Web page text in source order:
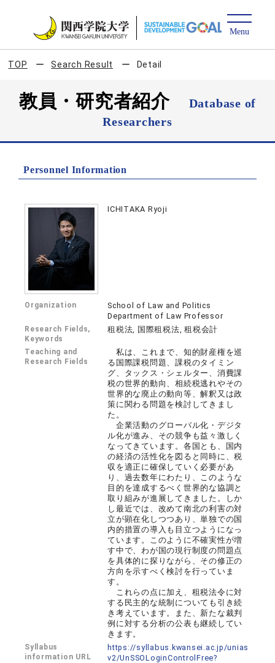
TOP Search Result Detail
教員・研究者紹介
Database of
Researchers
Personnel Information
ICHITAKA Ryoji
Organization
School of Law and Politics
Department of Law Professor
Research Fields,
Keywords
租税法, 国際租税法, 租税会計
Teaching and
Research Fields
私は、これまで、知的財産権を巡
る国際課税問題、課税のタイミン
グ、タックス・シェルター、消費課
税の世界的動向、相続税逃れやその
世界的な廃止の動向等、解釈又は政
策に関わる問題を検討してきまし
た。
企業活動のグローバル化・デジタ
ル化が進み、その競争も益々激しく
なってきています。各国とも、国内
の経済の活性化を図ると同時に、税
収を適正に確保していく必要があ
り、過去数年にわたり、このような
目的を達成するべく世界的な協調と
取り組みが進展してきました。しか
し最近では、改めて南北の利害の対
立が顕在化しつつあり、単独での国
内的措置の導入も目立つようになっ
ています。このように不確実性が増
す中で、わが国の現行制度の問題点
を具体的に探りながら、その修正の
方向を示すべく検討を行っていま
す。
これらの点に加え、租税法令に対
する民主的な統制についても引き続
き考えています。また、新たな裁判
例に対する分析の公表も継続してい
きます。
Syllabus
information URL
https://syllabus.kwansei.ac.jp/unias
v2/UnSSOLoginControlFree?